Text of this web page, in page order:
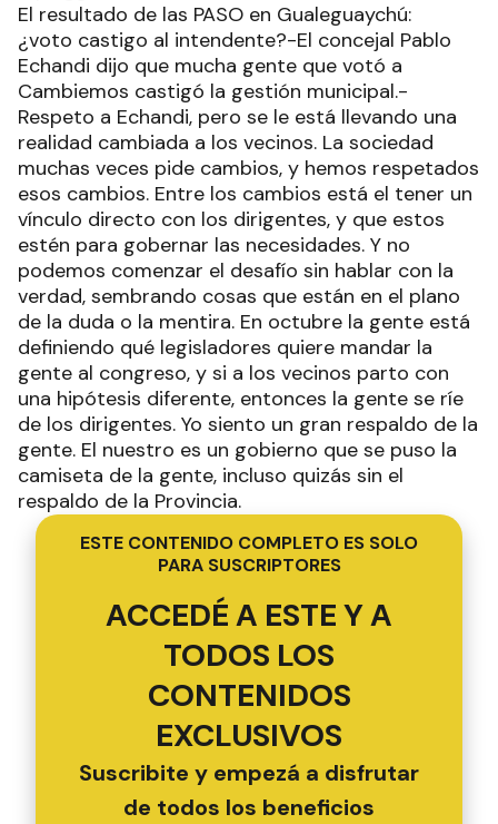
El resultado de las PASO en Gualeguaychú:
¿voto castigo al intendente?-El concejal Pablo
Echandi dijo que mucha gente que votó a
Cambiemos castigó la gestión municipal.-
Respeto a Echandi, pero se le está llevando una
realidad cambiada a los vecinos. La sociedad
muchas veces pide cambios, y hemos respetados
esos cambios. Entre los cambios está el tener un
vínculo directo con los dirigentes, y que estos
estén para gobernar las necesidades. Y no
podemos comenzar el desafío sin hablar con la
verdad, sembrando cosas que están en el plano
de la duda o la mentira. En octubre la gente está
definiendo qué legisladores quiere mandar la
gente al congreso, y si a los vecinos parto con
una hipótesis diferente, entonces la gente se ríe
de los dirigentes. Yo siento un gran respaldo de la
gente. El nuestro es un gobierno que se puso la
camiseta de la gente, incluso quizás sin el
respaldo de la Provincia.
ESTE CONTENIDO COMPLETO ES SOLO
PARA SUSCRIPTORES
ACCEDÉ A ESTE Y A
TODOS LOS
CONTENIDOS
EXCLUSIVOS
Suscribite y empezá a disfrutar
de todos los beneficios